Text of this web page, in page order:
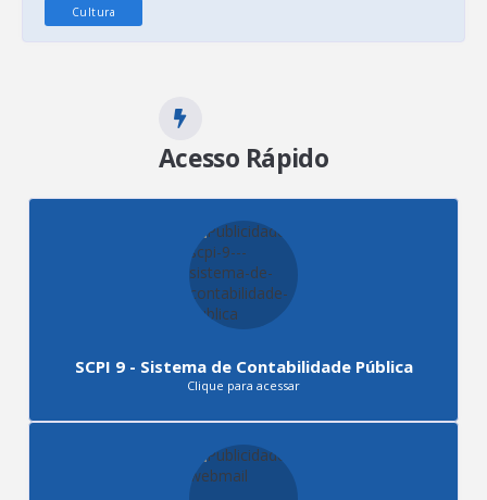
Cultura
APT FOLIA 2026
Acesso Rápido
SCPI 9 - Sistema de Contabilidade Pública
Clique para acessar